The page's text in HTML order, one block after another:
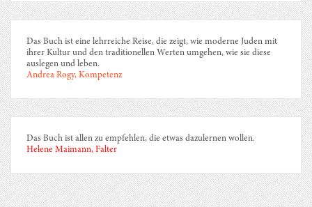
Das Buch ist eine lehrreiche Reise, die zeigt, wie moderne Juden mit
ihrer Kultur und den traditionellen Werten umgehen, wie sie diese
auslegen und leben.
Andrea Rogy, Kompetenz
Das Buch ist allen zu empfehlen, die etwas dazulernen wollen.
Helene Maimann, Falter